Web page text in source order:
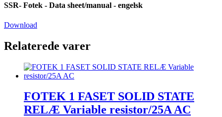
SSR- Fotek - Data sheet/manual - engelsk
Download
Relaterede varer
FOTEK 1 FASET SOLID STATE
RELÆ Variable resistor/25A AC